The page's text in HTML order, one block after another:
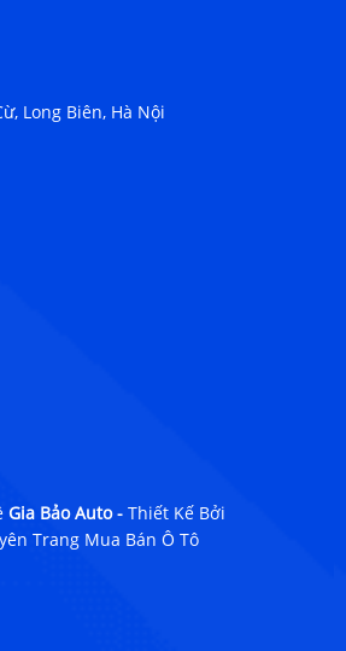
Long Biên, Hà Nội
Gia Bảo Auto - Thiết Kế Bởi
Trang Mua Bán Ô Tô